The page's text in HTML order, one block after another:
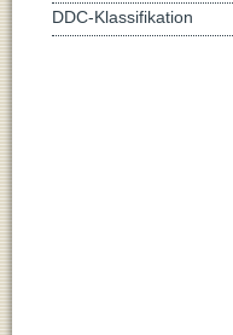
DDC-Klassifikation